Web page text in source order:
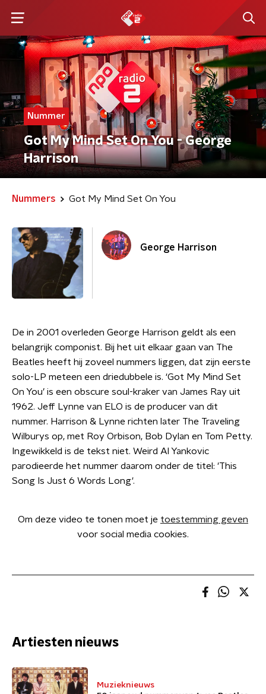
Nummer
Got My Mind Set On You - George
Harrison
Nummers Got My Mind Set On You
George Harrison
De in 2001 overleden George Harrison geldt als een
belangrijk componist. Bij het uit elkaar gaan van The
Beatles heeft hij zoveel nummers liggen, dat zijn eerste
solo-LP meteen een driedubbele is. ‘Got My Mind Set
On You’ is een obscure soul-kraker van James Ray uit
1962. Jeff Lynne van ELO is de producer van dit
nummer. Harrison & Lynne richten later The Traveling
Wilburys op, met Roy Orbison, Bob Dylan en Tom Petty.
Ingewikkeld is de tekst niet. Weird Al Yankovic
parodieerde het nummer daarom onder de titel: 'This
Song Is Just 6 Words Long'.
Om deze video te tonen moet je toestemming geven
voor social media cookies.
Artiesten nieuws
Muzieknieuws